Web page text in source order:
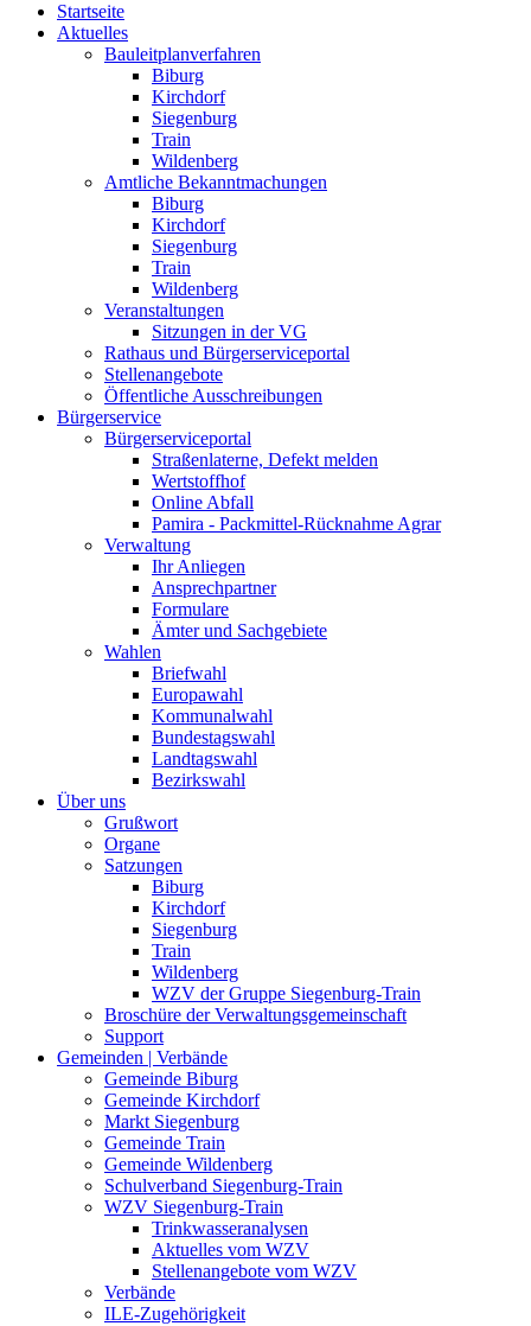
Startseite
Aktuelles
Bauleitplanverfahren
Biburg
Kirchdorf
Siegenburg
Train
Wildenberg
Amtliche Bekanntmachungen
Biburg
Kirchdorf
Siegenburg
Train
Wildenberg
Veranstaltungen
Sitzungen in der VG
Rathaus und Bürgerserviceportal
Stellenangebote
Öffentliche Ausschreibungen
Bürgerservice
Bürgerserviceportal
Straßenlaterne, Defekt melden
Wertstoffhof
Online Abfall
Pamira - Packmittel-Rücknahme Agrar
Verwaltung
Ihr Anliegen
Ansprechpartner
Formulare
Ämter und Sachgebiete
Wahlen
Briefwahl
Europawahl
Kommunalwahl
Bundestagswahl
Landtagswahl
Bezirkswahl
Über uns
Grußwort
Organe
Satzungen
Biburg
Kirchdorf
Siegenburg
Train
Wildenberg
WZV der Gruppe Siegenburg-Train
Broschüre der Verwaltungsgemeinschaft
Support
Gemeinden | Verbände
Gemeinde Biburg
Gemeinde Kirchdorf
Markt Siegenburg
Gemeinde Train
Gemeinde Wildenberg
Schulverband Siegenburg-Train
WZV Siegenburg-Train
Trinkwasseranalysen
Aktuelles vom WZV
Stellenangebote vom WZV
Verbände
ILE-Zugehörigkeit